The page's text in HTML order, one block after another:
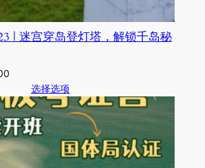
| 迷宫穿岛登灯塔，解锁千岛秘
选择选项